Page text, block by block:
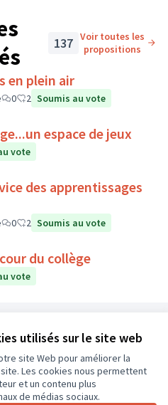
utilisés sur le site web
site Web pour améliorer la
Les cookies nous permettent
et un contenu plus
de médias sociaux.
137 Voir toutes les
propositions
en plein air
0 2 Soumis au vote
espace de jeux
vote
des apprentissages
0 2 Soumis au vote
Aménagement de la cour du collège
vote